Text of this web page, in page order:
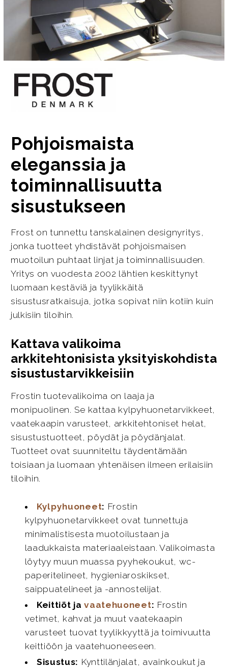
Pohjoismaista
eleganssia ja
toiminnallisuutta
sisustukseen
Frost on tunnettu tanskalainen designyritys,
jonka tuotteet yhdistävät pohjoismaisen
muotoilun puhtaat linjat ja toiminnallisuuden.
Yritys on vuodesta 2002 lähtien keskittynyt
luomaan kestäviä ja tyylikkäitä
sisustusratkaisuja, jotka sopivat niin kotiin kuin
julkisiin tiloihin.
Kattava valikoima
arkkitehtonisista yksityiskohdista
sisustustarvikkeisiin
Frostin tuotevalikoima on laaja ja
monipuolinen. Se kattaa kylpyhuonetarvikkeet,
vaatekaapin varusteet, arkkitehtoniset helat,
sisustustuotteet, pöydät ja pöydänjalat.
Tuotteet ovat suunniteltu täydentämään
toisiaan ja luomaan yhtenäisen ilmeen erilaisiin
tiloihin.
Kylpyhuoneet: Frostin
kylpyhuonetarvikkeet ovat tunnettuja
minimalistisesta muotoilustaan ja
laadukkaista materiaaleistaan. Valikoimasta
löytyy muun muassa pyyhekoukut, wc-
paperitelineet, hygieniaroskikset,
saippuatelineet ja -annostelijat.
Keittiöt javaatehuoneet: Frostin
vetimet, kahvat ja muut vaatekaapin
varusteet tuovat tyylikkyyttä ja toimivuutta
keittiöön ja vaatehuoneeseen.
Sisustus: Kynttilänjalat, avainkoukut ja